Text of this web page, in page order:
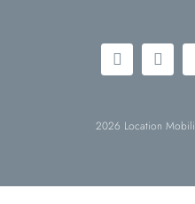
2026 Location